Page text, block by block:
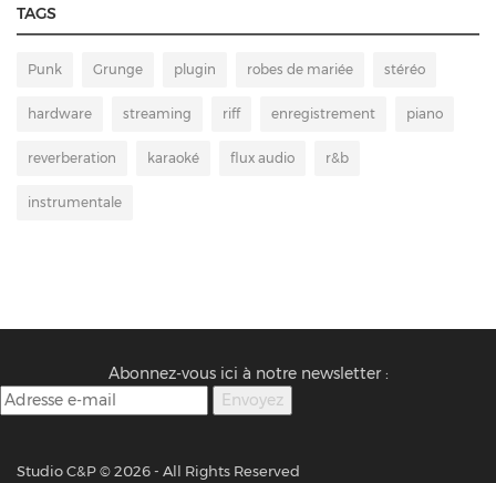
TAGS
Punk Grunge plugin robes de mariée stéréo
hardware streaming riff enregistrement piano
reverberation karaoké flux audio r&b
instrumentale
Abonnez-vous ici à notre newsletter :
Studio C&P ©2026 - All Rights Reserved